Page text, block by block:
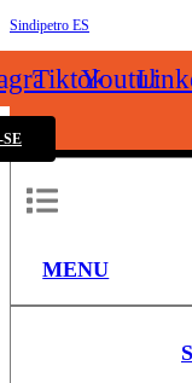
Sindipetro ES
TiktokYoutube
MENU